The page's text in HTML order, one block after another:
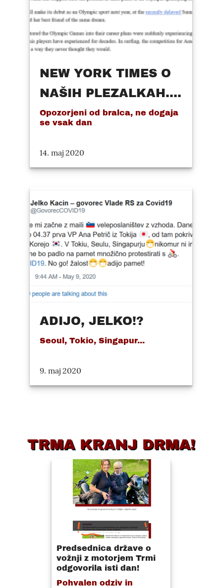
NEW YORK TIMES O
NAŠIH PLEZALKAH....
Opozorjeni od bralca, ne dogaja
se vsak dan
14. maj 2020
ADIJO, JELKO!?
Seoul, Tokio, Singapur...
9. maj 2020
TRMA KRANJ DRMA!
Predsednica države o
vožnji z motorjem Trmi
odgovorila isti dan!
Pohvalen odziv in